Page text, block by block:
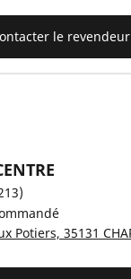
le revendeur